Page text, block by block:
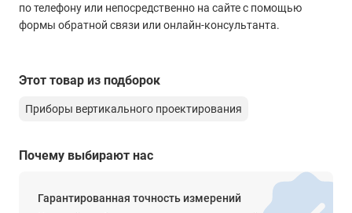
по телефону или непосредственно на сайте с помощью
формы обратной связи или онлайн-консультанта.
Этот товар из подборок
Приборы вертикального проектирования
Почему выбирают нас
Гарантированная точность измерений